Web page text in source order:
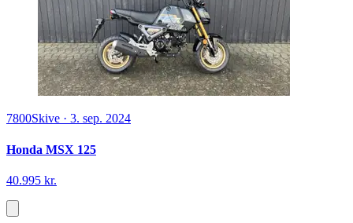
7800Skive · 3. sep. 2024
Honda MSX 125
40.995 kr.